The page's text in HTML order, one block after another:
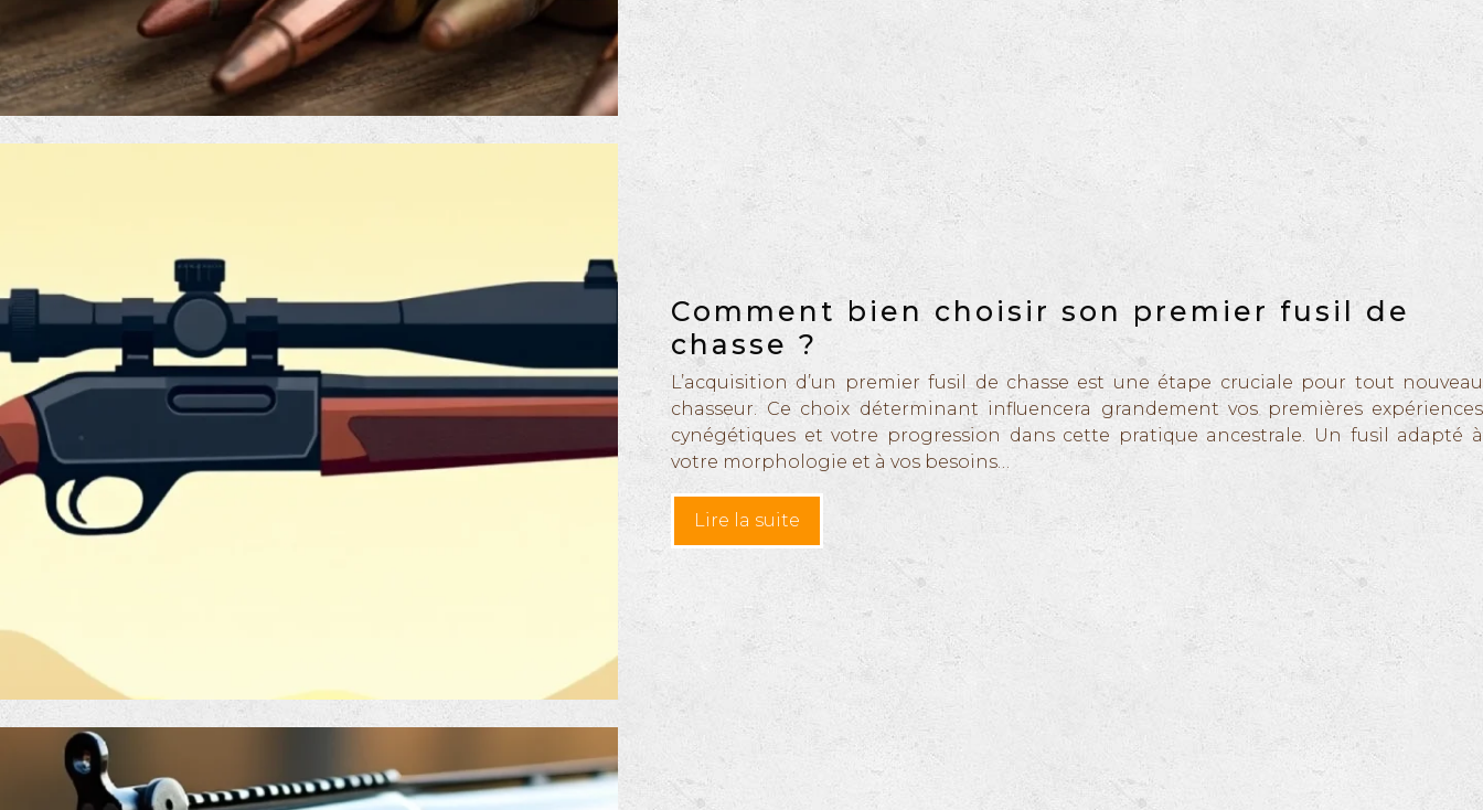
Comment bien choisir son premier fusil de
chasse ?
L’acquisition d’un premier fusil de chasse est une étape cruciale pour tout nouveau
chasseur. Ce choix déterminant influencera grandement vos premières expériences
cynégétiques et votre progression dans cette pratique ancestrale. Un fusil adapté à
votre morphologie et à vos besoins…
Lire la suite